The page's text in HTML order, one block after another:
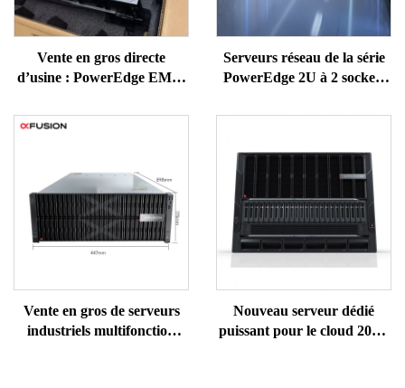
Vente en gros directe
d’usine : PowerEdge EMC,
1U/2U, serveurs NAS et
R660, R760 et R770
Serveurs réseau de la série
PowerEdge 2U à 2 sockets
R730, R740, R750, R760XS,
NAS sur rack pour
ordinateur avec processeur
EPYC
Vente en gros de serveurs
industriels multifonction
Nouveau serveur dédié
puissant pour le cloud 2025,